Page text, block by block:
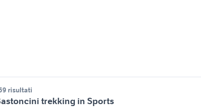
risultati
trekking in Sports